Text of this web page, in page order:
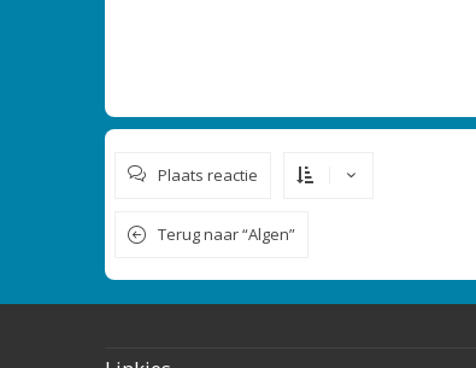
Plaats reactie
Terug naar “Algen”